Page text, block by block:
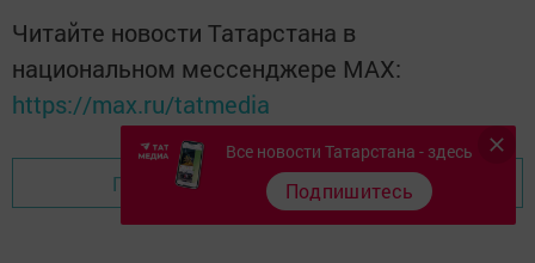
Читайте новости Татарстана в
национальном мессенджере MАХ:
https://max.ru/tatmedia
Перейти на страницу новости
Все новости Татарстана - здесь
Подпишитесь